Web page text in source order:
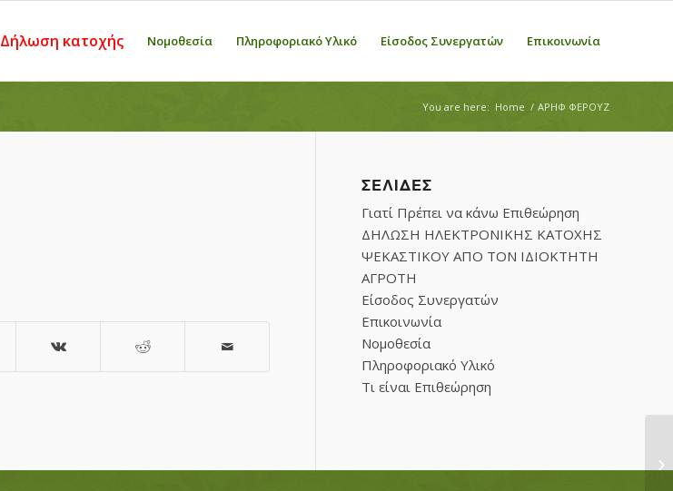
Δήλωση κατοχής Νομοθεσία Πληροφοριακό Υλικό Είσοδος Συνεργατών Επικοινωνία
You are here: Home / ΑΡΗΦ ΦΕΡΟΥΖ
ΣΕΛΊΔΕΣ
Γιατί Πρέπει να κάνω Επιθεώρηση
ΔΗΛΩΣΗ ΗΛΕΚΤΡΟΝΙΚΗΣ ΚΑΤΟΧΗΣ
ΨΕΚΑΣΤΙΚΟΥ ΑΠΟ ΤΟΝ ΙΔΙΟΚΤΗΤΗ
ΑΓΡΟΤΗ
Είσοδος Συνεργατών
Επικοινωνία
Νομοθεσία
Πληροφοριακό Υλικό
Τι είναι Επιθεώρηση